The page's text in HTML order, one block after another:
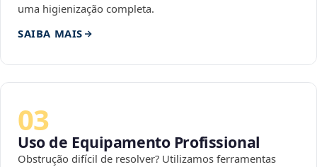
uma higienização completa.
SAIBA MAIS
03
Uso de Equipamento Profissional
Obstrução difícil de resolver? Utilizamos ferramentas